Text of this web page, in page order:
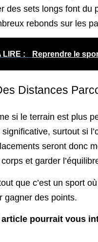
des sets longs font du
rebonds sur les
LIRE : Reprendre le
Distances
si le terrain est plus
significative, surtout si
seront donc
et garder
que c’est un sport
gagner des points.
article pourrait vous